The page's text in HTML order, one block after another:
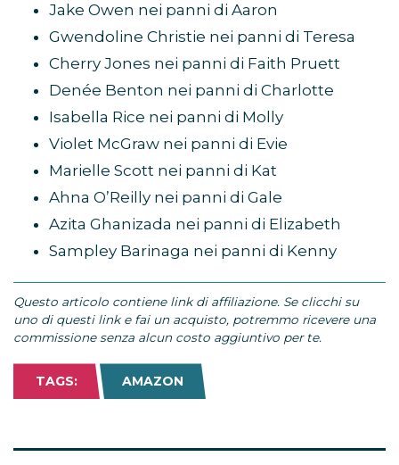
Jake Owen nei panni di Aaron
Gwendoline Christie nei panni di Teresa
Cherry Jones nei panni di Faith Pruett
Denée Benton nei panni di Charlotte
Isabella Rice nei panni di Molly
Violet McGraw nei panni di Evie
Marielle Scott nei panni di Kat
Ahna O’Reilly nei panni di Gale
Azita Ghanizada nei panni di Elizabeth
Sampley Barinaga nei panni di Kenny
Questo articolo contiene link di affiliazione. Se clicchi su
uno di questi link e fai un acquisto, potremmo ricevere una
commissione senza alcun costo aggiuntivo per te.
TAGS: AMAZON